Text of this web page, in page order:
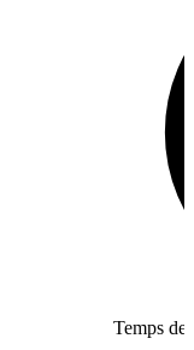
Temps de